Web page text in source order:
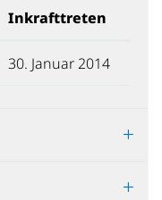
Inkrafttreten
30. Januar 2014